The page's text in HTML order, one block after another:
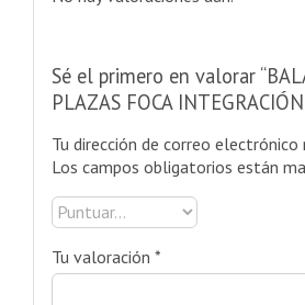
Sé el primero en valorar
PLAZAS FOCA
Tu dirección de correo electrónico
Los campos obligatorios están
Tu valoración *